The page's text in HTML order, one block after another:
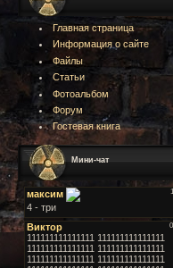
Главная страница
Информация о сайте
Файлы
Статьи
Фотоальбом
Форум
Гостевая книга
Мини-чат